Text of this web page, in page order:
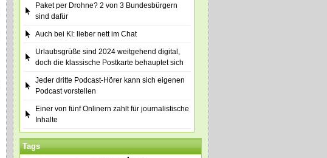
Paket per Drohne? 2 von 3 Bundesbürgern
sind dafür
Auch bei KI: lieber nett im Chat
Urlaubsgrüße sind 2024 weitgehend digital,
doch die klassische Postkarte behauptet sich
Jeder dritte Podcast-Hörer kann sich eigenen
Podcast vorstellen
Einer von fünf Onlinern zahlt für journalistische
Inhalte
Tags